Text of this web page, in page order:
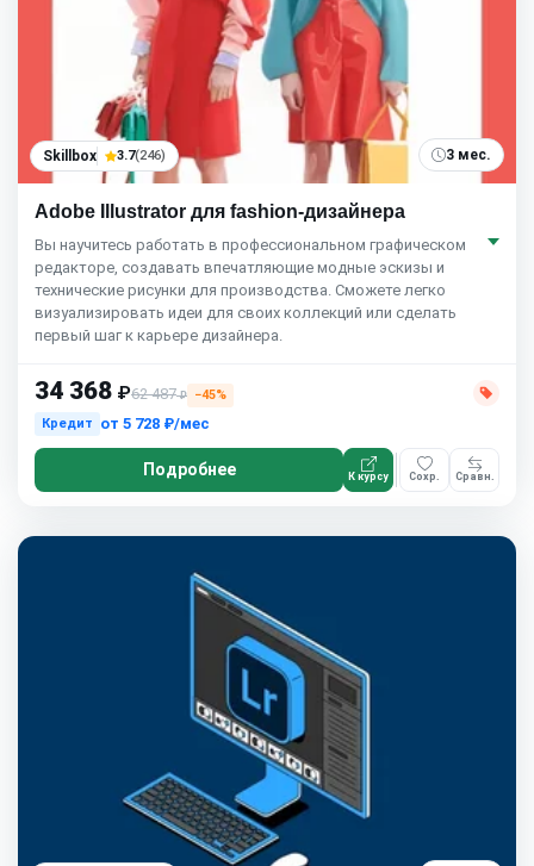
Skillbox 3.7(246) 3 мес.
Adobe Illustrator для fashion-дизайнера
Вы научитесь работать в профессиональном графическом
редакторе, создавать впечатляющие модные эскизы и
технические рисунки для производства. Сможете легко
визуализировать идеи для своих коллекций или сделать
первый шаг к карьере дизайнера.
34 368 ₽62 487₽
−45%
Кредит
от 5 728 ₽/мес
Подробнее К курсу Сохр. Сравн.